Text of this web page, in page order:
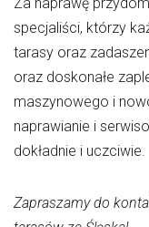
specjaliści, którzy
tarasy oraz
oraz doskonałe
maszynowego i
naprawianie i
dokładnie i uczciwie.
Zapraszamy do